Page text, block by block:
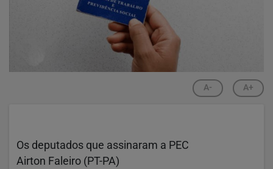
A- A+
Os deputados que assinaram a PEC
Airton Faleiro (PT-PA)